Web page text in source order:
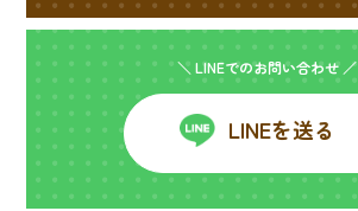
＼ LINEでのお問い合わせ ／
LINEを送る